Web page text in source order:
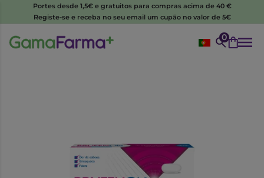
Portes desde 1,5€ e gratuitos para compras acima de 40 €
Registe-se e receba no seu email um cupão no valor de 5€
0